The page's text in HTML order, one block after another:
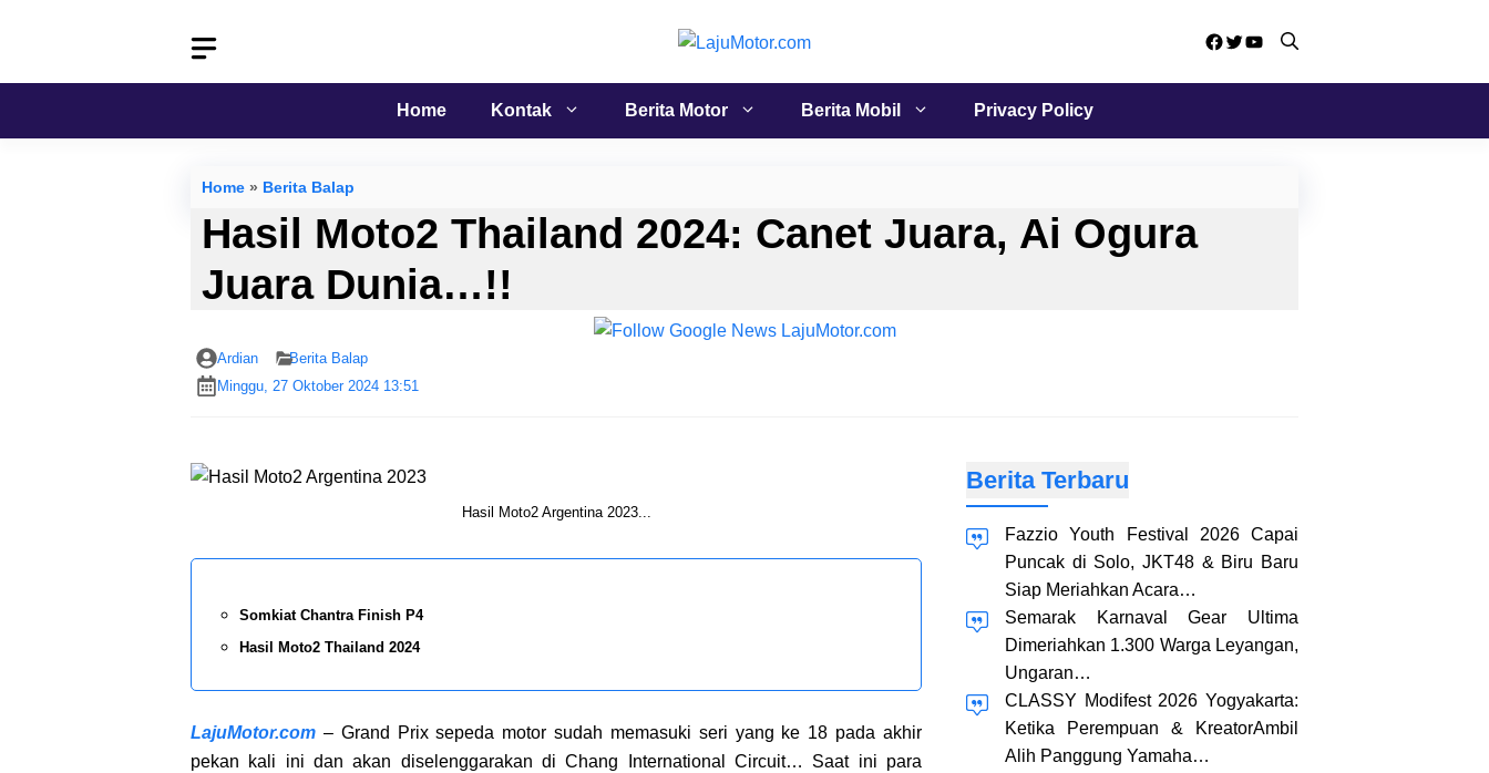
Facebook
Twitter
YouTube
Home Kontak Berita Motor Berita Mobil Privacy Policy
Home » Berita Balap
Hasil Moto2 Thailand 2024: Canet Juara, Ai Ogura
Juara Dunia…!!
Ardian
Berita Balap
Minggu, 27 Oktober 2024 13:51
Hasil Moto2 Argentina 2023...
Somkiat Chantra Finish P4
Hasil Moto2 Thailand 2024
LajuMotor.com – Grand Prix sepeda motor sudah memasuki seri yang ke 18 pada akhir
pekan kali ini dan akan diselenggarakan di Chang International Circuit… Saat ini para
Berita Terbaru
Fazzio Youth Festival 2026 Capai
Puncak di Solo, JKT48 & Biru Baru
Siap Meriahkan Acara…
Semarak Karnaval Gear Ultima
Dimeriahkan 1.300 Warga Leyangan,
Ungaran…
CLASSY Modifest 2026 Yogyakarta:
Ketika Perempuan & KreatorAmbil
Alih Panggung Yamaha…